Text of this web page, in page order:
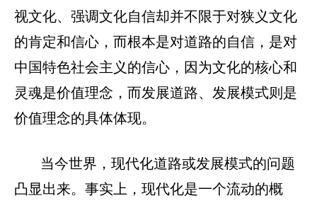
视文化、强调文化自信却并不限于对狭义文化
的肯定和信心，而根本是对道路的自信，是对
中国特色社会主义的信心，因为文化的核心和
灵魂是价值理念，而发展道路、发展模式则是
价值理念的具体体现。
当今世界，现代化道路或发展模式的问题
凸显出来。事实上，现代化是一个流动的概